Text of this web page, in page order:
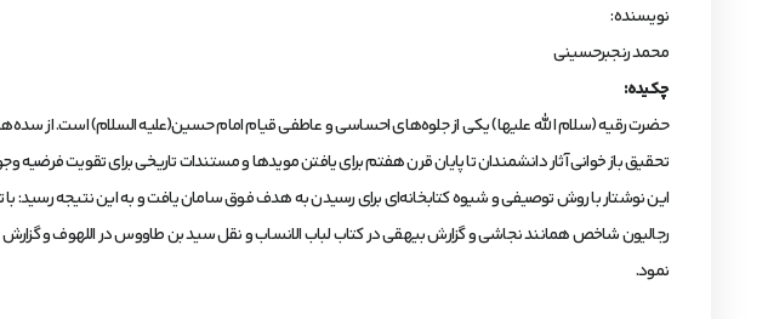
نویسنده:
محمد رنجبرحسینی
چکیده:
حضرت رقیه (سلام الله علیها) یکی از جلوه‌های احساسی و عاطفی قیام امام حسین(علیه السلام) است. از
تحقیق باز خوانی آثار دانشمندان تا پایان قرن هفتم برای یافتن مویدها و مستندات تاریخی برای تقویت
این نوشتار با روش توصیفی و شیوه کتابخانه‌ای برای رسیدن به هدف فوق سامان یافت و به این نتیجه رسید:
رجالیون شاخص همانند نجاشی و گزارش بیهقی در کتاب لباب الانساب و نقل سید بن طاووس در اللهوف و گزارش
نمود.